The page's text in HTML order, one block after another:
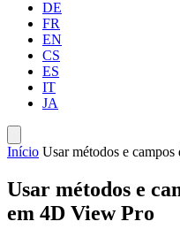
DE
FR
EN
CS
ES
IT
JA
Início Usar métodos e
Usar métodos e
em 4D View Pro